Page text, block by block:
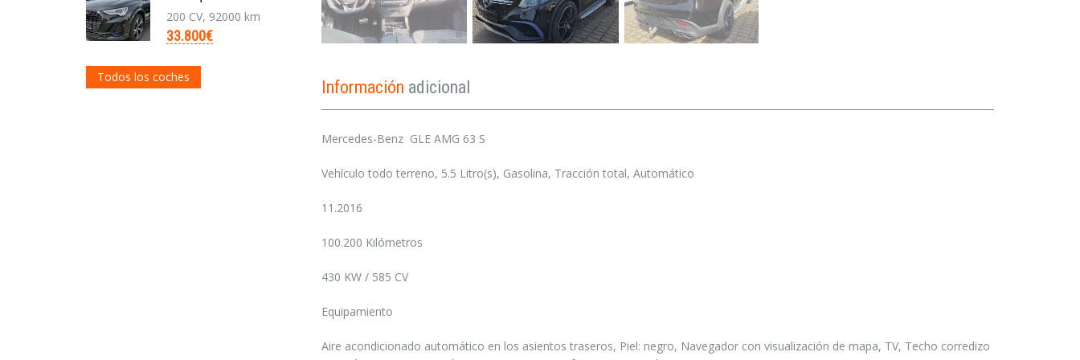
Información adicional
Mercedes-Benz GLE AMG 63 S
Vehículo todo terreno, 5.5 Litro(s), Gasolina, Tracción total, Automático
11.2016
100.200 Kilómetros
430 KW / 585 CV
Equipamiento
Aire acondicionado automático en los asientos traseros, Piel: negro, Navegador con visualización de mapa, TV, Techo corredizo
200 CV, 92000 km
33.800€
Todos los coches